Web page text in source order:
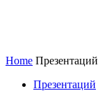
Home Презентаций
Презентаций